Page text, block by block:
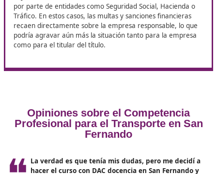
El título de competencia
profesional para el transporte no
legal que implica.Al arrendar tu título a una
asumes directamente la responsabilidad por cualquier
incumplimiento que esta pueda cometer. Esto puede
irregularidades, ya que tu nombre queda vinculado a
operaciones de la empresa.